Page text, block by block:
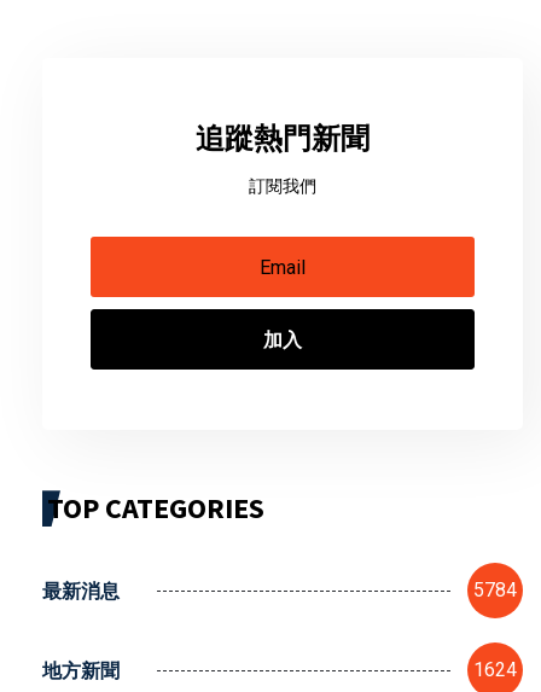
追蹤熱門新聞
訂閱我們
加入
TOP CATEGORIES
最新消息 5784
地方新聞 1624